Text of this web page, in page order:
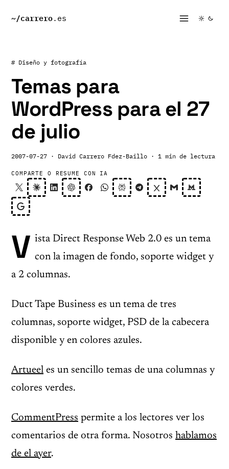
~/carrero.es
# Diseño y fotografía
Temas para
WordPress para el 27
de julio
2007-07-27 · David Carrero Fdez-Baillo · 1 min de lectura
COMPARTE O RESUME CON IA
V ista Direct Response Web 2.0 es un tema
con la imagen de fondo, soporte widget y
a 2 columnas.
Duct Tape Business es un tema de tres
columnas, soporte widget, PSD de la cabecera
disponible y en colores azules.
Artueel es un sencillo temas de una columnas y
colores verdes.
CommentPress permite a los lectores ver los
comentarios de otra forma. Nosotros hablamos
de el ayer.